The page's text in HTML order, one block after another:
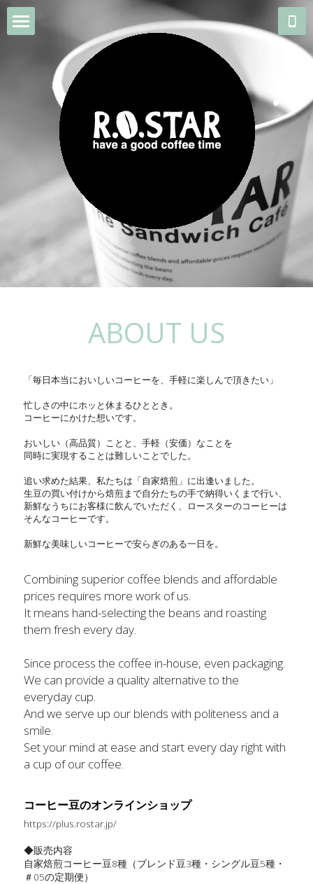
HOME
SHOP/ACCESS
MENU
SANDWICH
COFFEE BEANS
THE FACTORY
MUSIC/GALLERY
ABOUT US
「毎日本当においしいコーヒーを、手軽に楽しんで頂きたい」
忙しさの中にホッと休まるひととき。
コーヒーにかけた想いです。
おいしい（高品質）ことと、手軽（安価）なことを
同時に実現することは難しいことでした。
追い求めた結果、私たちは「自家焙煎」に出逢いました。
生豆の買い付けから焙煎まで自分たちの手で納得いくまで行い、
新鮮なうちにお客様に飲んでいただく、ロースターのコーヒーは
そんなコーヒーです。
新鮮な美味しいコーヒーで安らぎのある一日を。
Combining superior coffee blends and affordable
prices requires more work of us.
It means hand-selecting the beans and roasting
them fresh every day.
Since process the coffee in-house, even packaging.
We can provide a quality alternative to the
everyday cup.
And we serve up our blends with politeness and a
smile.
Set your mind at ease and start every day right with
a cup of our coffee.
コーヒー豆のオンラインショップ
https://plus.rostar.jp/
◆販売内容
自家焙煎コーヒー豆8種（ブレンド豆3種・シングル豆5種・
＃05の定期便）